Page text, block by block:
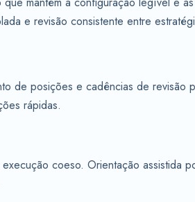
e revisão consistente entre
de posições e cadências de
rápidas.
coeso. Orientação assistida